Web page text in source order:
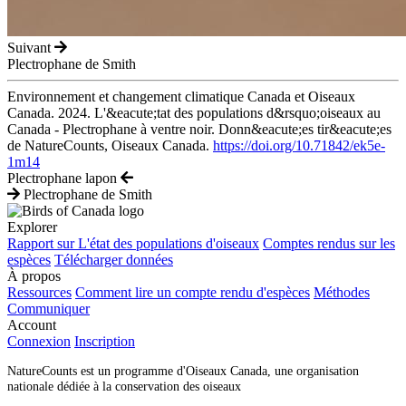
Suivant
Plectrophane de Smith
Environnement et changement climatique Canada et Oiseaux
Canada. 2024. L'&eacute;tat des populations d&rsquo;oiseaux au
Canada - Plectrophane à ventre noir. Donn&eacute;es tir&eacute;es
de NatureCounts, Oiseaux Canada. https://doi.org/10.71842/ek5e-
1m14
Plectrophane lapon
Plectrophane de Smith
Explorer
Rapport sur L'état des populations d'oiseaux Comptes rendus sur les
espèces Télécharger données
À propos
Ressources Comment lire un compte rendu d'espèces Méthodes
Communiquer
Account
Connexion Inscription
NatureCounts est un programme d'Oiseaux Canada, une organisation
nationale dédiée à la conservation des oiseaux